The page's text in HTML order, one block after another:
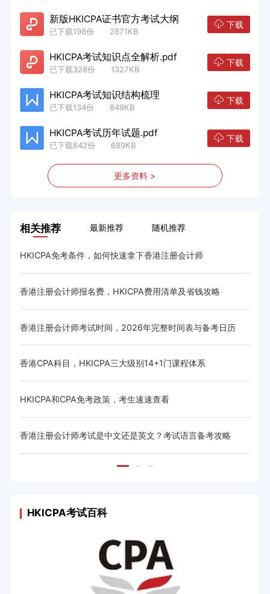
新版HKICPA证书官方考试大纲
已下载198份 2871KB
下载
HKICPA考试知识点全解析.pdf
已下载328份 1327KB
下载
HKICPA考试知识结构梳理
已下载134份 849KB
下载
HKICPA考试历年试题.pdf
已下载642份 689KB
下载
更多资料 >
相关推荐 最新推荐 随机推荐
HKICPA免考条件，如何快速拿下香港注册会计师
香港注册会计师报名费，HKICPA费用清单及省钱攻略
香港注册会计师考试时间，2026年完整时间表与备考日历
香港CPA科目，HKICPA三大级别14+1门课程体系
HKICPA和CPA免考政策，考生速速查看
香港注册会计师考试是中文还是英文？考试语言备考攻略
HKICPA考试百科